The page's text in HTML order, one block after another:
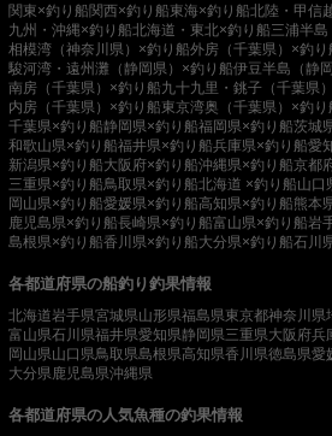
関東×釣り船関西×釣り船東海×釣り船北陸・甲信
九州・沖縄×釣り船北海道・東北×釣り船三浦半
相模湾（神奈川県）×釣り船外房（千葉県）×釣り
駿河湾・遠州灘（静岡県）×釣り船伊豆半島（静
南房（千葉県）×釣り船九十九里・銚子（千葉県
内房（千葉県）×釣り船東京湾奥（千葉県）×釣り
千葉県×釣り船静岡県×釣り船福岡県×釣り船茨城
和歌山県×釣り船福井県×釣り船兵庫県×釣り船愛
新潟県×釣り船大阪府×釣り船沖縄県×釣り船京都
三重県×釣り船鳥取県×釣り船北海道 ×釣り船山口
岡山県×釣り船愛媛県×釣り船高知県×釣り船熊本
鹿児島県×釣り船長崎県×釣り船富山県×釣り船岩
島根県×釣り船香川県×釣り船大分県×釣り船石川
各都道府県の船釣り釣果情報
北海道岩手県宮城県山形県福島県東京都神奈川県
富山県石川県福井県愛知県静岡県三重県大阪府兵
岡山県山口県鳥取県島根県高知県香川県徳島県愛
大分県 鹿児島県沖縄県
各都道府県の人気魚種の釣果情報